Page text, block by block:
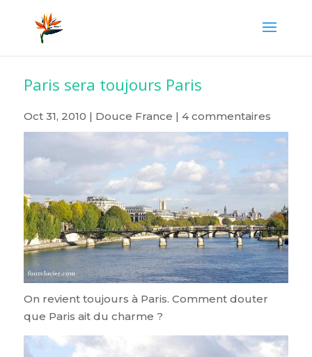
Paris sera toujours Paris
Oct 31, 2010 | Douce France | 4 commentaires
On revient toujours à Paris. Comment douter
que Paris ait du charme ?